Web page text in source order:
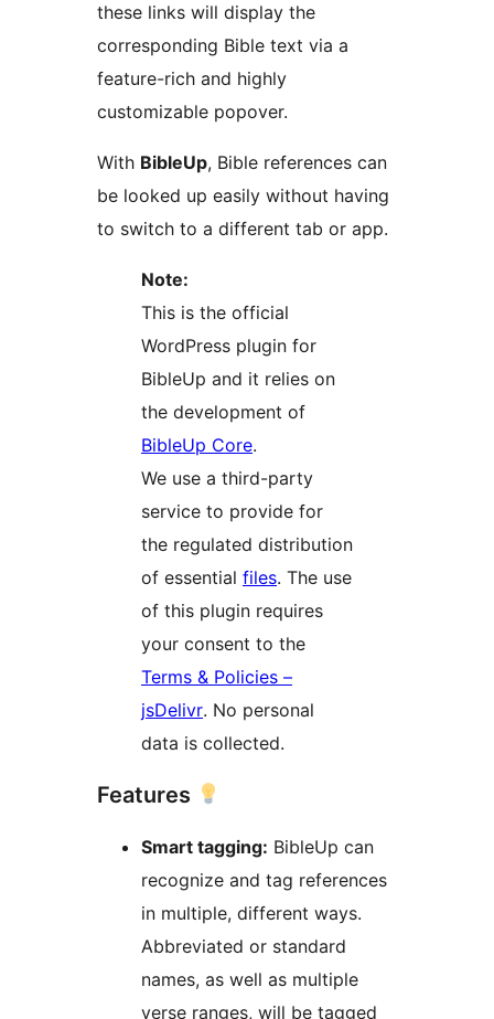
these links will display the
corresponding Bible text via a
feature-rich and highly
customizable popover.
With BibleUp, Bible references can
be looked up easily without having
to switch to a different tab or app.
Note:
This is the official
WordPress plugin for
BibleUp and it relies on
the development of
BibleUp Core.
We use a third-party
service to provide for
the regulated distribution
of essential files. The use
of this plugin requires
your consent to the
Terms & Policies –
jsDelivr. No personal
data is collected.
Features
Smart tagging: BibleUp can
recognize and tag references
in multiple, different ways.
Abbreviated or standard
names, as well as multiple
verse ranges, will be tagged